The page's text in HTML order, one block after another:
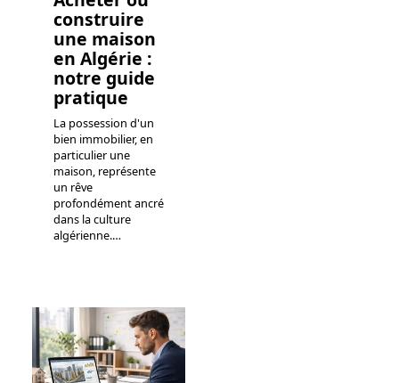
construire
une maison
en Algérie :
notre guide
pratique
La possession d'un
bien immobilier, en
particulier une
maison, représente
un rêve
profondément ancré
dans la culture
algérienne.…